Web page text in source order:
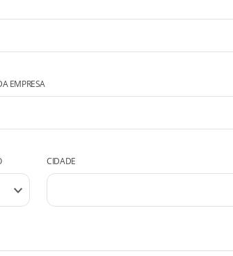
EMPRESA
CIDADE